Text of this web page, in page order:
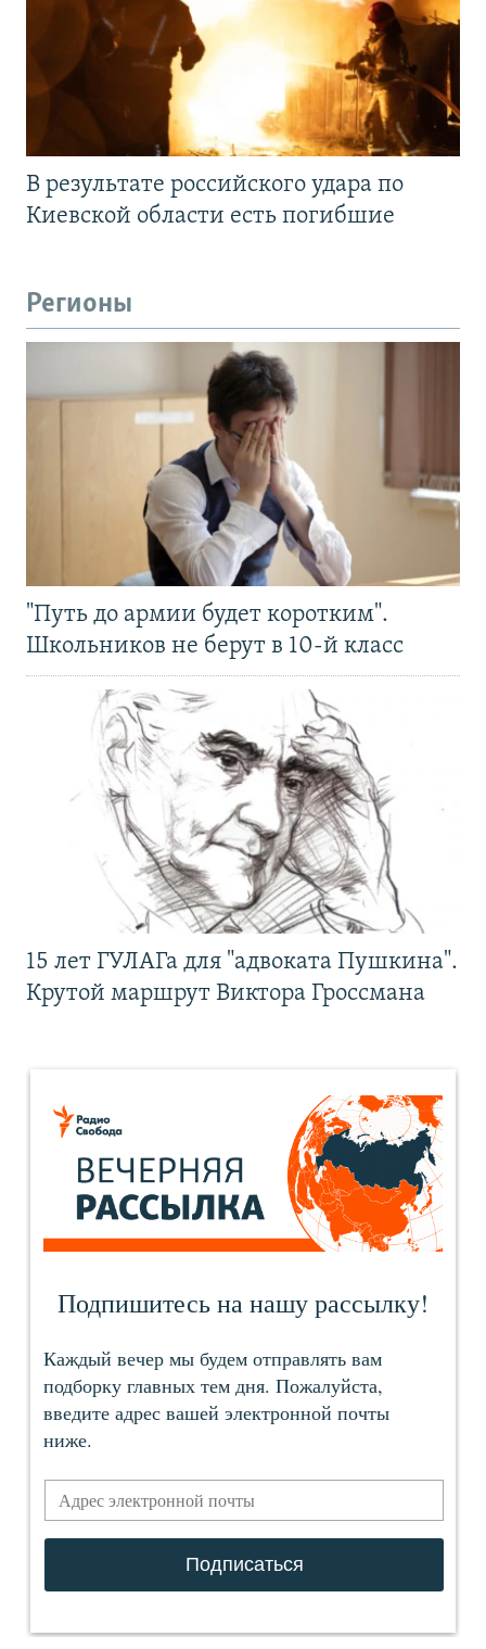
В результате российского удара по
Киевской области есть погибшие
Регионы
"Путь до армии будет коротким".
Школьников не берут в 10-й класс
15 лет ГУЛАГа для "адвоката Пушкина".
Крутой маршрут Виктора Гроссмана